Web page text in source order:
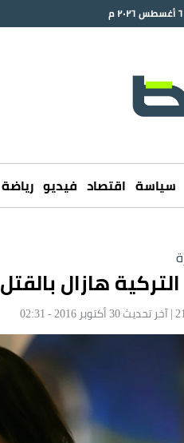
سياسة اقتصاد فيديو رياضة
هازال بالقتل